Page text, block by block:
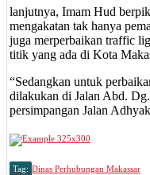
lanjutnya, Imam Hud
mengakatan tak hanya
juga merperbaikan traffic
titik yang ada di Kota
“Sedangkan untuk
dilakukan di Jalan Abd.
persimpangan Jalan
Tag: Dinas Perhubungan Makassar